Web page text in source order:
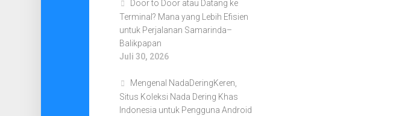
Door to Door atau Datang ke
Terminal? Mana yang Lebih Efisien
untuk Perjalanan Samarinda–
Balikpapan
Juli 30, 2026
Mengenal NadaDeringKeren,
Situs Koleksi Nada Dering Khas
Indonesia untuk Pengguna Android